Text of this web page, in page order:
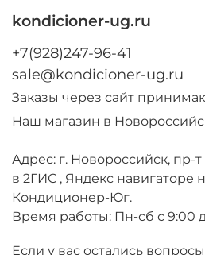
kondicioner-ug.ru
+7(928)247-96-41
sale@kondicioner-ug.ru
Заказы через сайт
Наш магазин в
Адрес: г. Новороссийск, пр-
в 2ГИС , Яндекс навигаторе
Кондиционер-Юг.
Время работы: Пн-сб с 9:00
Если у вас остались